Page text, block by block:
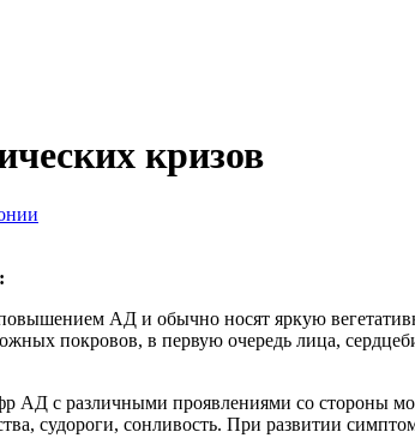
кризов
АД и обычно носят яркую
покровов, в первую очередь лица,
АД с различными проявлениями со стороны
судороги, сонливость. При развитии